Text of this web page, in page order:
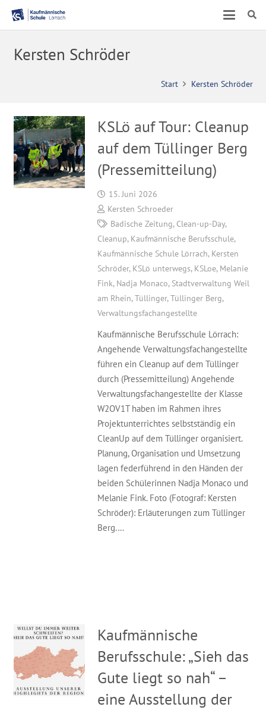
Kersten Schröder
Start Kersten Schröder
KSLö auf Tour: Cleanup
auf dem Tüllinger Berg
(Pressemitteilung)
15. Juni 2026
Kersten Schroeder
Badische Zeitung, Clean-up-Day,
Cleanup, Kaufmännische Berufsschule,
Kaufmännische Schule Lörrach, Kersten
Schröder, KSLö unterwegs, KSLoe, Melanie
Fink, Nadja Monaco, Stadtverwaltung Weil
am Rhein, Tüllinger, Tüllinger Berg,
Verwaltungsfachangestellte
Kaufmännische Berufsschule Lörrach:
Angehende Verwaltungsfachangestellte
führen ein Cleanup auf dem Tüllinger
durch (Pressemitteilung) Angehende
Verwaltungsfachangestellte der Klasse
W2OV1T haben im Rahmen ihres
Projektunterrichtes selbstständig ein
CleanUp auf dem Tüllinger organisiert.
Planung, Organisation und Umsetzung
lagen federführend in den Händen der
beiden Schülerinnen Nadja Monaco und
Melanie Fink. Foto (Fotograf: Kersten
Schröder): Erläuterungen zum Tüllinger
Berg.…
Kaufmännische
Berufsschule: „Sieh das
Gute liegt so nah“ –
eine Ausstellung der